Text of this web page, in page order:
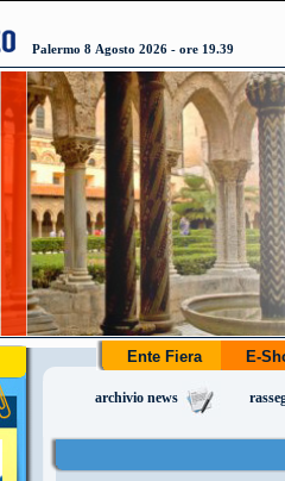
Palermo 8 Agosto 2026 - ore 19.39
Ente Fiera E-
archivio news